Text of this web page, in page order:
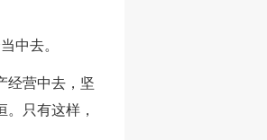
中去。
经营中去，坚
只有这样，